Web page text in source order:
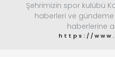
Şehrimizin spor kulübü
haberleri ve
haberlerine
https://